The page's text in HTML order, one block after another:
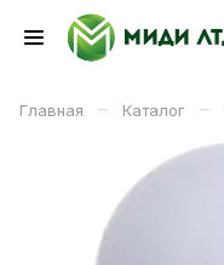
Главная – Каталог –